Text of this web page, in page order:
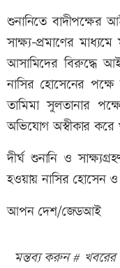
শুনানিতে বাদীপক্ষের
সাক্ষ্য-প্রমাণের
আসামিদের বিরুদ্ধে
নাসির হোসেনের
তামিমা সুলতানার
অভিযোগ অস্বীকার করে
দীর্ঘ শুনানি ও
হওয়ায় নাসির হোসেন ও
আপন দেশ/জেডআই
মন্তব্য করুন # খবরের